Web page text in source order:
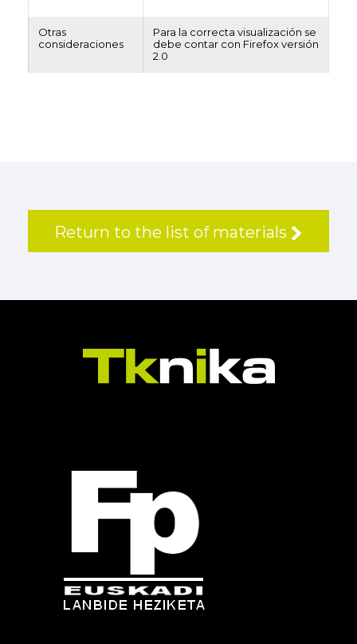
Otras
consideraciones
Para la correcta visualización se
debe contar con Firefox versión
2.0
Return to the list of materials